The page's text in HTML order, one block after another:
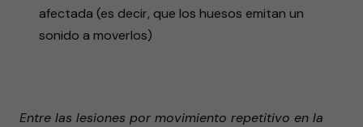
afectada (es decir, que los huesos emitan un
sonido a moverlos)
Entre las lesiones por movimiento repetitivo en la